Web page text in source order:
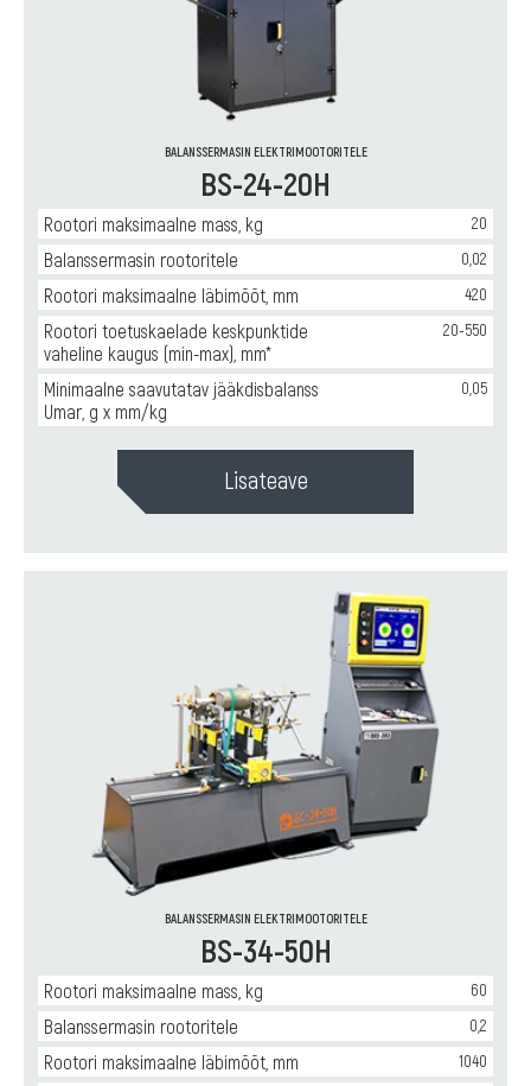
BALANSSERMASIN ELEKTRIMOOTORITELE
BS-24-20H
Rootori maksimaalne mass, kg 20
Balanssermasin rootoritele 0,02
Rootori maksimaalne läbimõõt, mm 420
Rootori toetuskaelade keskpunktide
vaheline kaugus (min-max), mm*
20-550
Minimaalne saavutatav jääkdisbalanss
Umar, g x mm/kg
0,05
Lisateave
BALANSSERMASIN ELEKTRIMOOTORITELE
BS-34-50H
Rootori maksimaalne mass, kg 60
Balanssermasin rootoritele 0,2
Rootori maksimaalne läbimõõt, mm 1040